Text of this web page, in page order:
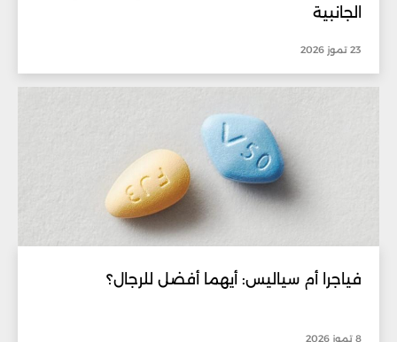
الجانبية
23 تموز 2026
فياجرا أم سياليس: أيهما أفضل للرجال؟
8 تموز 2026